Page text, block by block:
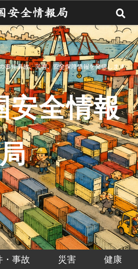
事件事故、災害、安全保障情報を発信します
安全情報
・事故 災害
健康